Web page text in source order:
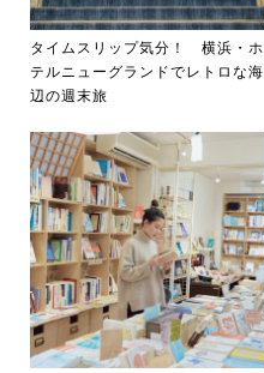
タイムスリップ気分！ 横浜・ホ
テルニューグランドでレトロな海
辺の週末旅